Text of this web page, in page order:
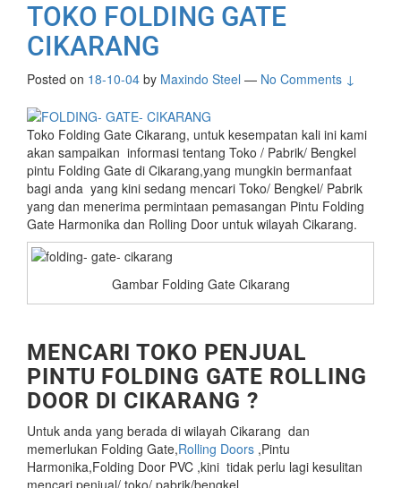
TOKO FOLDING GATE
CIKARANG
Posted on 18-10-04 by Maxindo Steel — No Comments ↓
Toko Folding Gate Cikarang, untuk kesempatan kali ini kami
akan sampaikan informasi tentang Toko / Pabrik/ Bengkel
pintu Folding Gate di Cikarang,yang mungkin bermanfaat
bagi anda yang kini sedang mencari Toko/ Bengkel/ Pabrik
yang dan menerima permintaan pemasangan Pintu Folding
Gate Harmonika dan Rolling Door untuk wilayah Cikarang.
Gambar Folding Gate Cikarang
MENCARI TOKO PENJUAL
PINTU FOLDING GATE ROLLING
DOOR DI CIKARANG ?
Untuk anda yang berada di wilayah Cikarang dan
memerlukan Folding Gate,Rolling Doors ,Pintu
Harmonika,Folding Door PVC ,kini tidak perlu lagi kesulitan
mencari penjual/ toko/ pabrik/bengkel .